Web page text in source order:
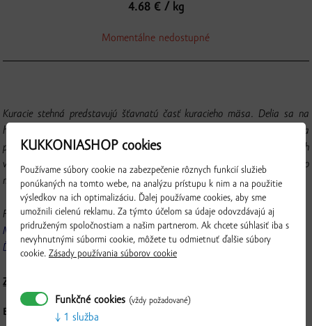
4.68 € / kg
Momentálne nedostupné
Kuracie stehná predstavujú šťavnatú časť kuracieho mäsa. Delia sa na
hornú a dolnú časť. V našej ponuke nájdete stehná vcelku. Najčastejšie sa
používajú na pečenie, ale vynikajúco sa hodia aj na gril. Odporúčame ich
vykostiť a pripravovať z nich skutočne šťavnaté rezne alebo ich naložiť do
marinády a následne upiecť alebo grilovať.
Pripravte si stehná podľa nášho receptu:
Medovo-horčicové kuracie stehná
Ďalšie recepty...
Zloženie a nutričné hodnoty
BALENIE: Čerstvé chladené mäso, na tácke 3 ks, cca. 700 g
KUKKONIASHOP cookies
Používame súbory cookie na zabezpečenie rôznych funkcií služieb
ponúkaných na tomto webe, na analýzu prístupu k nim a na použitie
výsledkov na ich optimalizáciu. Ďalej používame cookies, aby sme
umožnili cielenú reklamu. Za týmto účelom sa údaje odovzdávajú aj
pridruženým spoločnostiam a našim partnerom. Ak chcete súhlasiť iba s
nevyhnutnými súbormi cookie, môžete tu odmietnuť ďalšie súbory
cookie. Zásady používania súborov cookie
Funkčné cookies (vždy požadované)
1 služba